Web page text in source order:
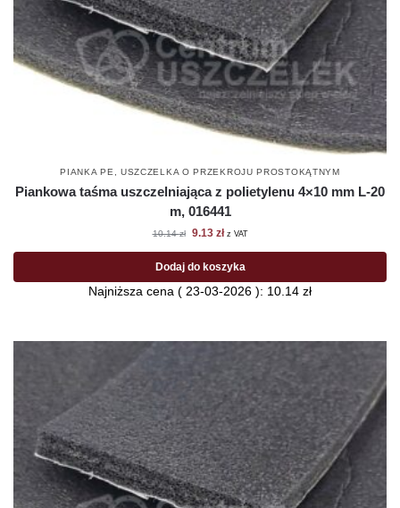
PIANKA PE USZCZELKA O PRZEKROJU PROSTOKĄTNYM
Piankowa taśma uszczelniająca z polietylenu 4×10 mm L-20
m, 016441
10.14zł 9.13 zł z VAT
Dodaj do koszyka
Najniższa cena ( 23-03-2026 ): 10.14 zł